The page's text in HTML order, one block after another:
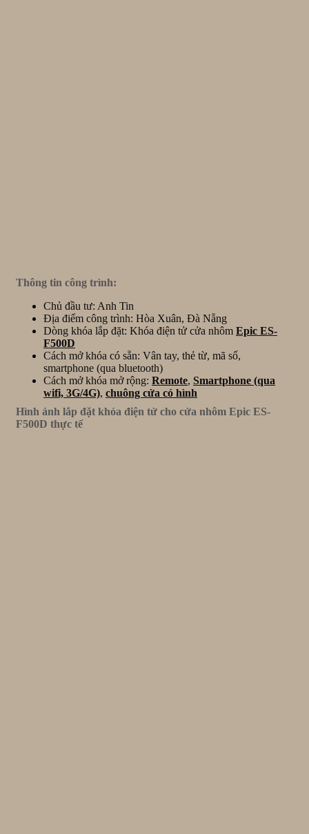
Thông tin công trình:
Chủ đầu tư: Anh Tin
Địa điểm công trình: Hòa Xuân, Đà Nẵng
Dòng khóa lắp đặt: Khóa điện tử cửa nhôm Epic ES-
F500D
Cách mở khóa có sẵn: Vân tay, thẻ từ, mã số,
smartphone (qua bluetooth)
Cách mở khóa mở rộng: Remote, Smartphone (qua
wifi, 3G/4G), chuông cửa có hình
Hình ảnh lắp đặt khóa điện tử cho cửa nhôm Epic ES-
F500D thực tế